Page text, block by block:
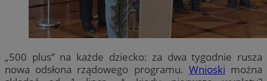
„500 plus” na każde dziecko: za dwa tygodnie rusza
nowa odsłona rządowego programu. Wnioski można